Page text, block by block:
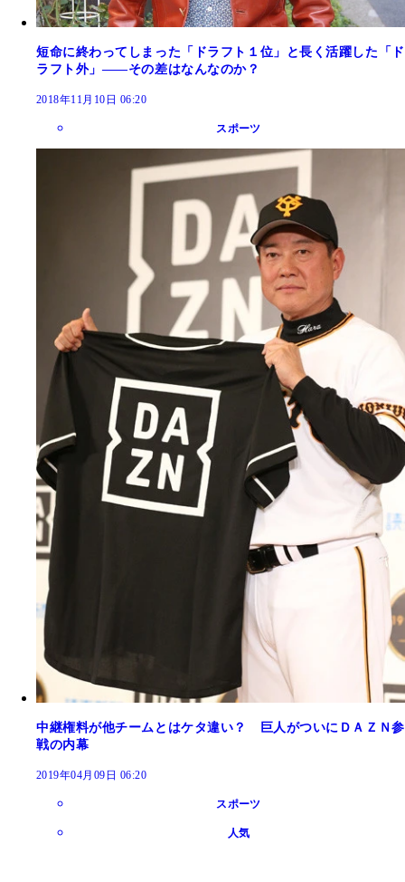
短命に終わってしまった「ドラフト１位」と長く活躍した「ド
ラフト外」――その差はなんなのか？
2018年11月10日 06:20
スポーツ
中継権料が他チームとはケタ違い？ 巨人がついにＤＡＺＮ参
戦の内幕
2019年04月09日 06:20
スポーツ
人気